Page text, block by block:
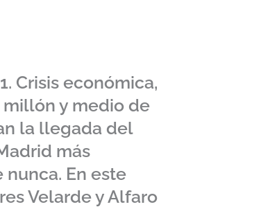
Crisis económica,
y medio de
la llegada del
más
En este
Velarde y Alfaro